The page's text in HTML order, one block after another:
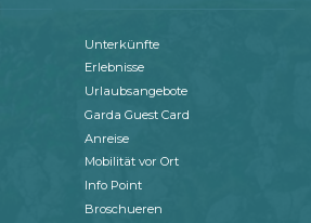
Unterkünfte
Erlebnisse
Urlaubsangebote
Garda Guest Card
Anreise
Mobilität vor Ort
Info Point
Broschueren